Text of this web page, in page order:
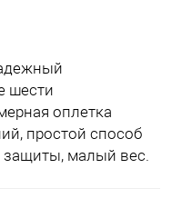
шести
оплетка
простой способ
защиты, малый вес.